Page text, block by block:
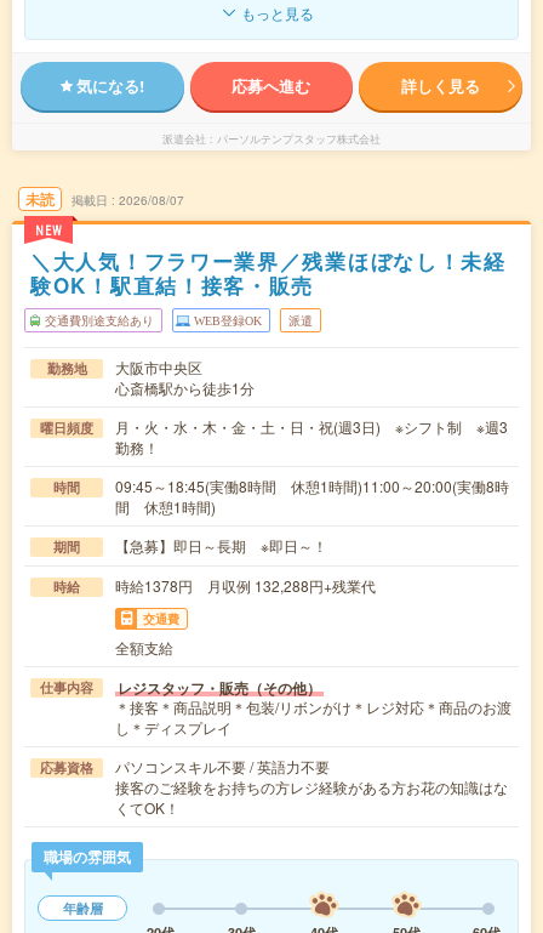
もっと見る
気になる! 応募へ進む 詳しく見る
派遣会社 パーソルテンプスタッフ株式会社
未読
NEW
掲載日 2026/08/07
＼大人気！フラワー業界／残業ほぼなし！未経
験OK！駅直結！接客・販売
交通費別途支給あり WEB登録OK 派遣
勤務地
大阪市中央区
心斎橋駅から徒歩1分
曜日頻度
月・火・水・木・金・土・日・祝(週3日) ※シフト制 ※週3
勤務！
時間
09:45～18:45(実働8時間 休憩1時間)11:00～20:00(実働8時
間 休憩1時間)
期間 【急募】即日～長期 ※即日～！
時給 時給1378円 月収例 132,288円+残業代
交通費
全額支給
仕事内容 レジスタッフ・販売（その他）
＊接客＊商品説明＊包装/リボンがけ＊レジ対応＊商品のお渡
し＊ディスプレイ
応募資格
パソコンスキル不要 / 英語力不要
接客のご経験をお持ちの方レジ経験がある方お花の知識はな
くてOK！
職場の雰囲気
年齢層